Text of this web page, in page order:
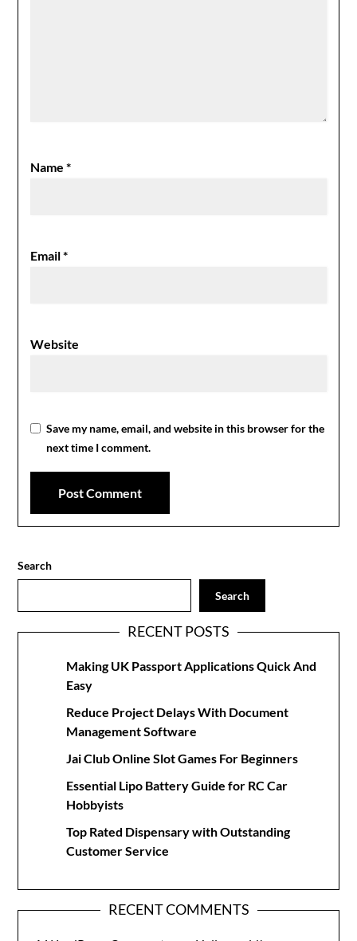
Name*
Email*
Website
Save my name, email, and website in this browser for the
next time I comment.
Search
Search
RECENT POSTS
Making UK Passport Applications Quick And
Easy
Reduce Project Delays With Document
Management Software
Jai Club Online Slot Games For Beginners
Essential Lipo Battery Guide for RC Car
Hobbyists
Top Rated Dispensary with Outstanding
Customer Service
RECENT COMMENTS